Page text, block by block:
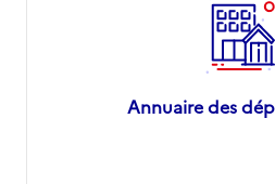
Annuaire des